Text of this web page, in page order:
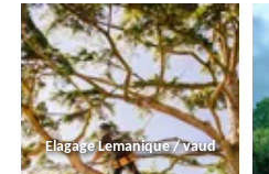
Elagage Lemanique / vaud